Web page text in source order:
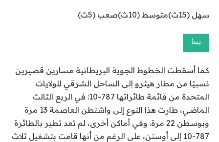
سهل (15ث)متوسط ​​(10ث)صعب (5ث)
يبدأ
كما أسقطت الخطوط الجوية البريطانية مسارين قصيرين
نسبيًا من مطار هيثرو إلى الساحل الشرقي للولايات
المتحدة من قائمة طائراتها 787-10: في الربع الثالث
الماضي، طارت هذا النوع إلى واشنطن العاصمة 13 مرة
وبوسطن 22 مرة. وفي أماكن أخرى، لم تعد تطير بالطائرة
787-10 إلى أوستن، على الرغم من أنها قامت بتشغيل ثلاث